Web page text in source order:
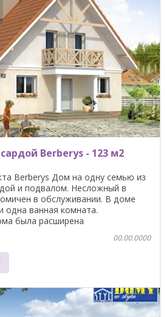
Berberys - 123 м2
Berberys Дом на одну семью из
и подвалом. Несложный в
в обслуживании. В доме
одна ванная комната.
была расширена
00.00.0000